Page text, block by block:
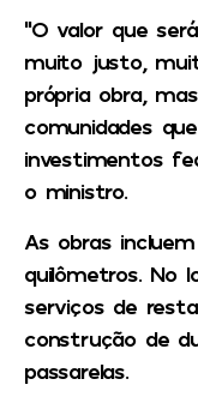
“O valor que
muito justo,
própria obra,
comunidades
investimentos
o ministro.
As obras
quilômetros. No
serviços de
construção de
passarelas.